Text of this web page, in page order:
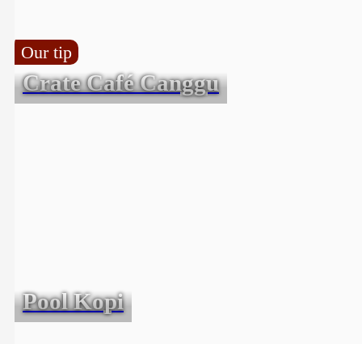
Our tip
Crate Café Canggu
Pool Kopi